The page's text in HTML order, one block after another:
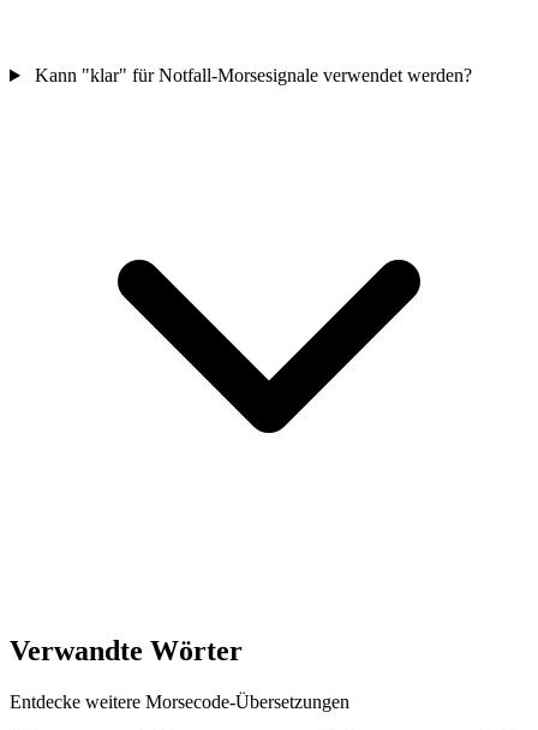
Kann "klar" für Notfall-Morsesignale verwendet werden?
Verwandte Wörter
Entdecke weitere Morsecode-Übersetzungen